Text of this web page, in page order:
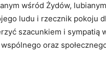
wśród Żydów,
ludu i rzecznik pokoju
szacunkiem i sympatią
oraz